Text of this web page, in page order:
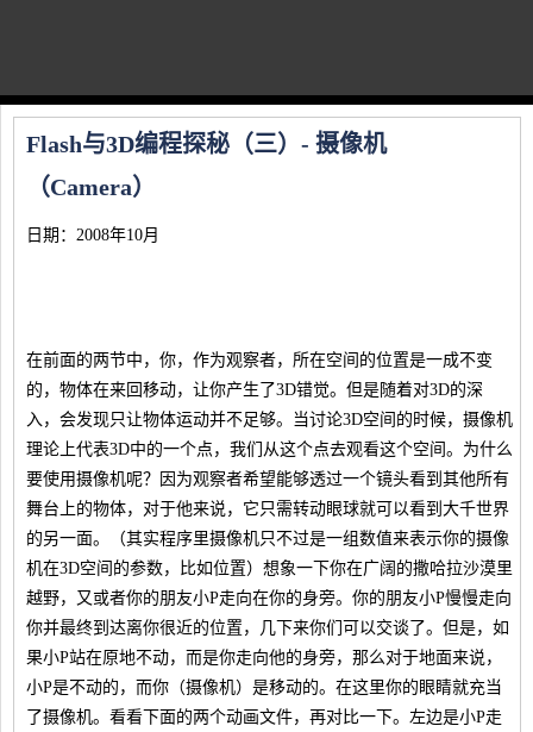
Flash与3D编程探秘（三）- 摄像机
（Camera）
日期：2008年10月
在前面的两节中，你，作为观察者，所在空间的位置是一成不变
的，物体在来回移动，让你产生了3D错觉。但是随着对3D的深
入，会发现只让物体运动并不足够。当讨论3D空间的时候，摄像机
理论上代表3D中的一个点，我们从这个点去观看这个空间。为什么
要使用摄像机呢？因为观察者希望能够透过一个镜头看到其他所有
舞台上的物体，对于他来说，它只需转动眼球就可以看到大千世界
的另一面。（其实程序里摄像机只不过是一组数值来表示你的摄像
机在3D空间的参数，比如位置）想象一下你在广阔的撒哈拉沙漠里
越野，又或者你的朋友小P走向在你的身旁。你的朋友小P慢慢走向
你并最终到达离你很近的位置，几下来你们可以交谈了。但是，如
果小P站在原地不动，而是你走向他的身旁，那么对于地面来说，
小P是不动的，而你（摄像机）是移动的。在这里你的眼睛就充当
了摄像机。看看下面的两个动画文件，再对比一下。左边是小P走